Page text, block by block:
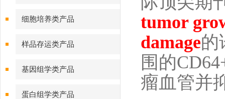
细胞培养类产品
样品存运类产品
基因组学类产品
蛋白组学类产品
tumor
damage的
围的
瘤血管并